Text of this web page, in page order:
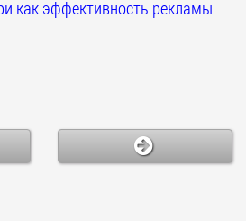
как эффективность рекламы